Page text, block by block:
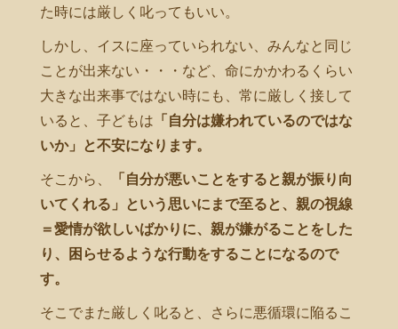
た時には厳しく叱ってもいい。
しかし、イスに座っていられない、みんなと同じ
ことが出来ない・・・など、命にかかわるくらい
大きな出来事ではない時にも、常に厳しく接して
いると、子どもは 「自分は嫌われているのではな
いか」と不安になります。
そこから、
「自分が悪いことをすると親が振り向
いてくれる」という思いにまで至ると、親の視線
＝愛情が欲しいばかりに、親が嫌がることをした
り、困らせるような行動をすることになるので
す。
そこでまた厳しく叱ると、さらに悪循環に陥るこ